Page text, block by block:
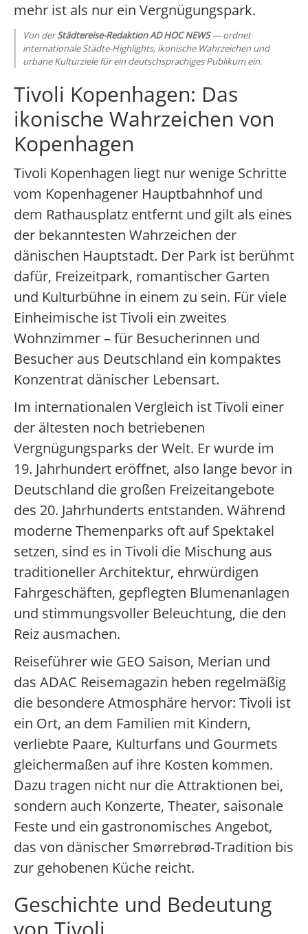
mehr ist als nur ein Vergnügungspark.
Von derStädtereise-Redaktion AD HOC NEWS— ordnet
internationale Städte-Highlights, ikonische Wahrzeichen und
urbane Kulturziele für ein deutschsprachiges Publikum ein.
Tivoli Kopenhagen: Das
ikonische Wahrzeichen von
Kopenhagen
Tivoli Kopenhagen liegt nur wenige Schritte
vom Kopenhagener Hauptbahnhof und
dem Rathausplatz entfernt und gilt als eines
der bekanntesten Wahrzeichen der
dänischen Hauptstadt. Der Park ist berühmt
dafür, Freizeitpark, romantischer Garten
und Kulturbühne in einem zu sein. Für viele
Einheimische ist Tivoli ein zweites
Wohnzimmer – für Besucherinnen und
Besucher aus Deutschland ein kompaktes
Konzentrat dänischer Lebensart.
Im internationalen Vergleich ist Tivoli einer
der ältesten noch betriebenen
Vergnügungsparks der Welt. Er wurde im
19. Jahrhundert eröffnet, also lange bevor in
Deutschland die großen Freizeitangebote
des 20. Jahrhunderts entstanden. Während
moderne Themenparks oft auf Spektakel
setzen, sind es in Tivoli die Mischung aus
traditioneller Architektur, ehrwürdigen
Fahrgeschäften, gepflegten Blumenanlagen
und stimmungsvoller Beleuchtung, die den
Reiz ausmachen.
Reiseführer wie GEO Saison, Merian und
das ADAC Reisemagazin heben regelmäßig
die besondere Atmosphäre hervor: Tivoli ist
ein Ort, an dem Familien mit Kindern,
verliebte Paare, Kulturfans und Gourmets
gleichermaßen auf ihre Kosten kommen.
Dazu tragen nicht nur die Attraktionen bei,
sondern auch Konzerte, Theater, saisonale
Feste und ein gastronomisches Angebot,
das von dänischer Smørrebrød-Tradition bis
zur gehobenen Küche reicht.
Geschichte und Bedeutung